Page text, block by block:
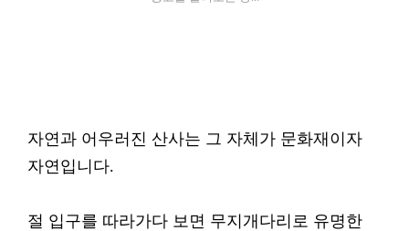
자연과 어우러진 산사는 그 자체가 문화재이자
자연입니다.
절 입구를 따라가다 보면 무지개다리로 유명한